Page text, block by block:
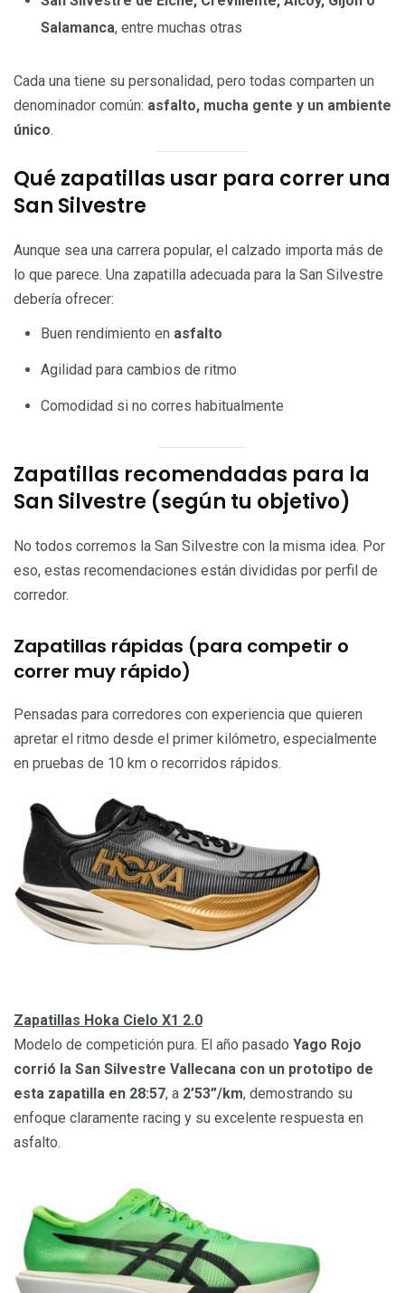
Salamanca, entre muchas otras
Cada una tiene su personalidad, pero todas comparten un
denominador común: asfalto, mucha gente y un ambiente
único.
Qué zapatillas usar para correr una
San Silvestre
Aunque sea una carrera popular, el calzado importa más de
lo que parece. Una zapatilla adecuada para la San Silvestre
debería ofrecer:
Buen rendimiento en asfalto
Agilidad para cambios de ritmo
Comodidad si no corres habitualmente
Zapatillas recomendadas para la
San Silvestre (según tu objetivo)
No todos corremos la San Silvestre con la misma idea. Por
eso, estas recomendaciones están divididas por perfil de
corredor.
Zapatillas rápidas (para competir o
correr muy rápido)
Pensadas para corredores con experiencia que quieren
apretar el ritmo desde el primer kilómetro, especialmente
en pruebas de 10 km o recorridos rápidos.
Zapatillas Hoka Cielo X1 2.0
Modelo de competición pura. El año pasado Yago Rojo
corrió la San Silvestre Vallecana con un prototipo de
esta zapatilla en 28:57, a 2’53”/km, demostrando su
enfoque claramente racing y su excelente respuesta en
asfalto.